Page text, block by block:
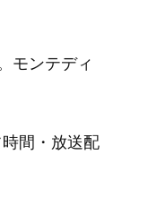
モンテディ
間・放送配